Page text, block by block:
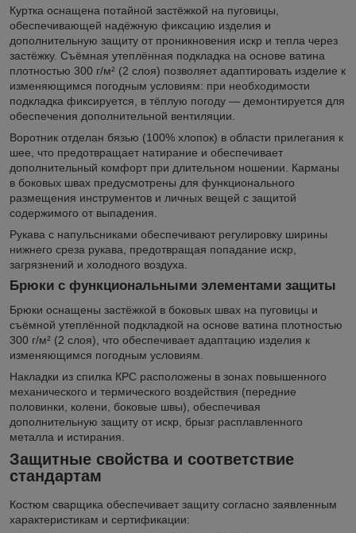
Куртка оснащена потайной застёжкой на пуговицы,
обеспечивающей надёжную фиксацию изделия и
дополнительную защиту от проникновения искр и тепла через
застёжку. Съёмная утеплённая подкладка на основе ватина
плотностью 300 г/м² (2 слоя) позволяет адаптировать изделие к
изменяющимся погодным условиям: при необходимости
подкладка фиксируется, в тёплую погоду — демонтируется для
обеспечения дополнительной вентиляции.
Воротник отделан бязью (100% хлопок) в области прилегания к
шее, что предотвращает натирание и обеспечивает
дополнительный комфорт при длительном ношении. Карманы
в боковых швах предусмотрены для функционального
размещения инструментов и личных вещей с защитой
содержимого от выпадения.
Рукава с напульсниками обеспечивают регулировку ширины
нижнего среза рукава, предотвращая попадание искр,
загрязнений и холодного воздуха.
Брюки с функциональными элементами защиты
Брюки оснащены застёжкой в боковых швах на пуговицы и
съёмной утеплённой подкладкой на основе ватина плотностью
300 г/м² (2 слоя), что обеспечивает адаптацию изделия к
изменяющимся погодным условиям.
Накладки из спилка КРС расположены в зонах повышенного
механического и термического воздействия (передние
половинки, колени, боковые швы), обеспечивая
дополнительную защиту от искр, брызг расплавленного
металла и истирания.
Защитные свойства и соответствие
стандартам
Костюм сварщика обеспечивает защиту согласно заявленным
характеристикам и сертификации: